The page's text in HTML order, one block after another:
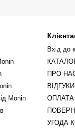
Monin
Вхід до
ПРО
ОПЛАТА
УГОДА